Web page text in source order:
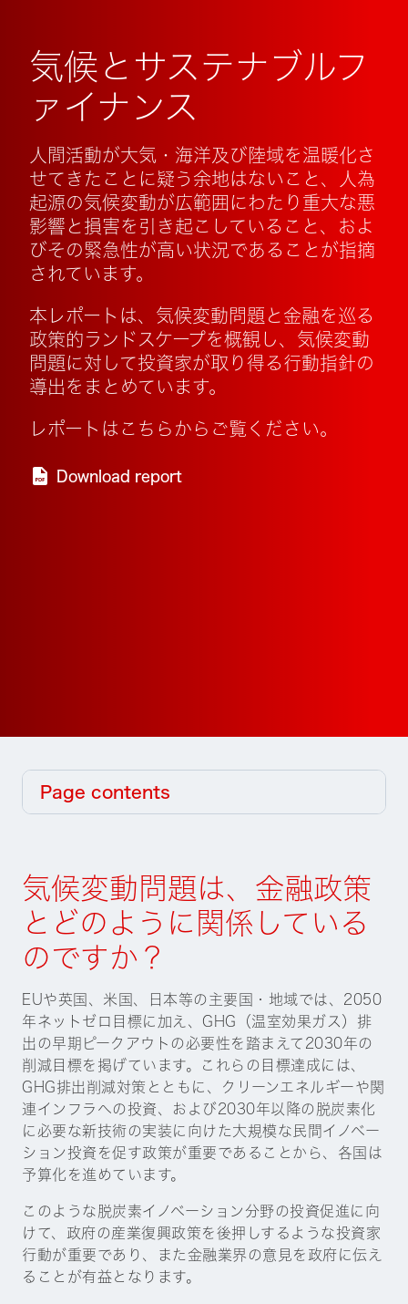
気候とサステナブルフ
ァイナンス
人間活動が大気・海洋及び陸域を温暖化さ
せてきたことに疑う余地はないこと、人為
起源の気候変動が広範囲にわたり重大な悪
影響と損害を引き起こしていること、およ
びその緊急性が高い状況であることが指摘
されています。
本レポートは、気候変動問題と金融を巡る
政策的ランドスケープを概観し、気候変動
問題に対して投資家が取り得る行動指針の
導出をまとめています。
レポートはこちらからご覧ください。
Download report
Page contents
気候変動問題は、金融政策
とどのように関係している
のですか？
EUや英国、米国、日本等の主要国・地域では、2050
年ネットゼロ目標に加え、GHG（温室効果ガス）排
出の早期ピークアウトの必要性を踏まえて2030年の
削減目標を掲げています。これらの目標達成には、
GHG排出削減対策とともに、クリーンエネルギーや関
連インフラへの投資、および2030年以降の脱炭素化
に必要な新技術の実装に向けた大規模な民間イノベー
ション投資を促す政策が重要であることから、各国は
予算化を進めています。
このような脱炭素イノベーション分野の投資促進に向
けて、政府の産業復興政策を後押しするような投資家
行動が重要であり、また金融業界の意見を政府に伝え
ることが有益となります。